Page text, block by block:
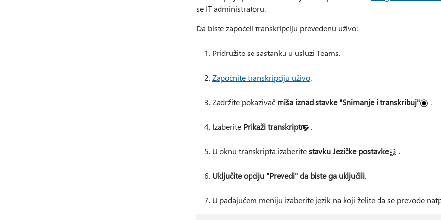
se IT administratoru.
Da biste započeli transkripciju prevedenu uživo:
Pridružite se sastanku u usluzi Teams.
Započnite transkripciju uživo.
Zadržite pokazivač miša iznad stavke "Snimanje i transkribuj" .
Izaberite Prikaži transkript .
U oknu transkripta izaberitestavku Jezičke postavke .
Uključite opciju "Prevedi" da biste ga uključili.
U padajućem meniju izaberite jezik na koji želite da se prevode